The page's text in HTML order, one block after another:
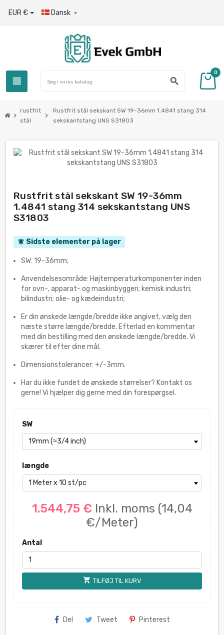
EUR € Dansk 
view_headline search
0
chevron_right
rustfrit
stål
chevron_right
Rustfrit stål sekskant SW 19-36mm 1.4841 stang 314
sekskantstang UNS S31803
Rustfrit stål sekskant SW 19-36mm
1.4841 stang 314 sekskantstang UNS
S31803
notifications_active Sidste elementer på lager
SW: 19-36mm;
Anvendelsesområde: Højtemperaturkomponenter inden
for ovn-, apparat- og maskinbyggeri; kemisk industri;
bilindustri; olie- og kædeindustri;
Er din ønskede længde/bredde ikke angivet, vælg den
næste større længde/bredde. Efterlad en kommentar
med din bestilling med den ønskede længde/bredde. Vi
skærer til efter dine mål.
Dimensionstolerancer: +/-3mm.
Har du ikke fundet de ønskede størrelser? Kontakt os
gerne! Vi hjælper dig gerne med din forespørgsel.
SW
længde
1.544,75 € Inkl. moms (14,04
€/Meter)
Antal
shopping_cart TILFØJ TIL KURV
Del Tweet Pinterest